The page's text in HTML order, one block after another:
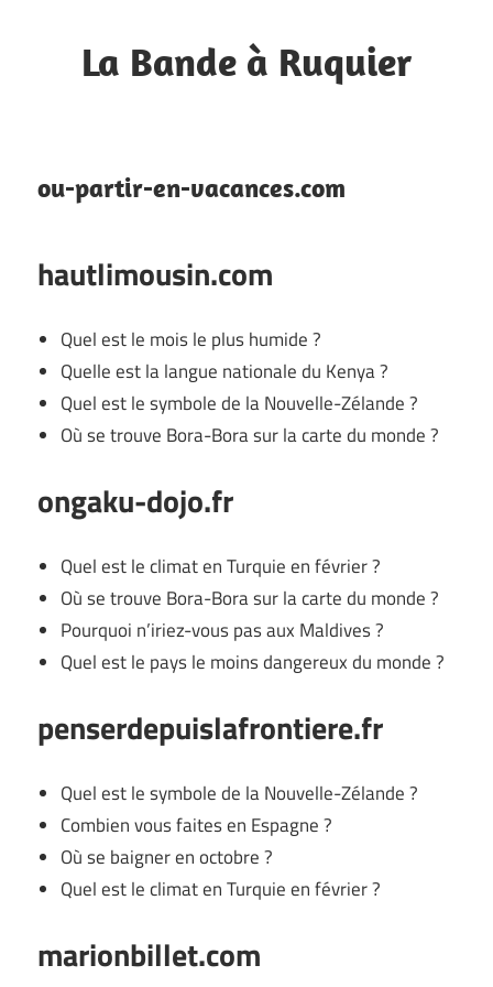
contentLa Bande à Ruquier
ou-partir-en-vacances.com
hautlimousin.com
Quel est le mois le plus humide ?
Quelle est la langue nationale du Kenya ?
Quel est le symbole de la Nouvelle-Zélande ?
Où se trouve Bora-Bora sur la carte du monde ?
ongaku-dojo.fr
Quel est le climat en Turquie en février ?
Où se trouve Bora-Bora sur la carte du monde ?
Pourquoi n’iriez-vous pas aux Maldives ?
Quel est le pays le moins dangereux du monde ?
penserdepuislafrontiere.fr
Quel est le symbole de la Nouvelle-Zélande ?
Combien vous faites en Espagne ?
Où se baigner en octobre ?
Quel est le climat en Turquie en février ?
marionbillet.com